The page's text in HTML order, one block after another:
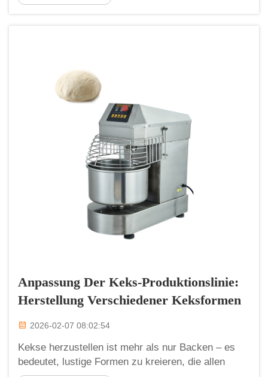
es, den Teig in genaue Portionen zu teilen und so
Anpassung Der Keks-Produktionslinie:
Herstellung Verschiedener Keksformen
2026-02-07 08:02:54
Kekse herzustellen ist mehr als nur Backen – es
bedeutet, lustige Formen zu kreieren, die allen